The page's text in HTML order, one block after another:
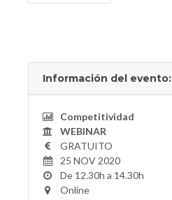
Información del evento:
Competitividad
WEBINAR
GRATUITO
25 NOV 2020
De 12.30h a 14.30h
Online